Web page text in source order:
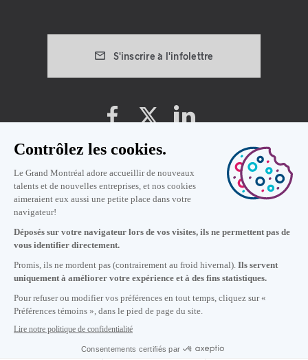
S'inscrire à l'infolettre
Préférences témoins
Politique de vie privée
7h35
à Montréal
© 2019 Montréal International. Tous droits réservés